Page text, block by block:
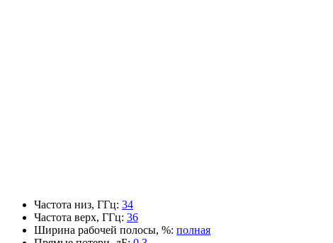
Частота низ, ГГц: 34
Частота верх, ГГц: 36
Ширина рабочей полосы, %: полная